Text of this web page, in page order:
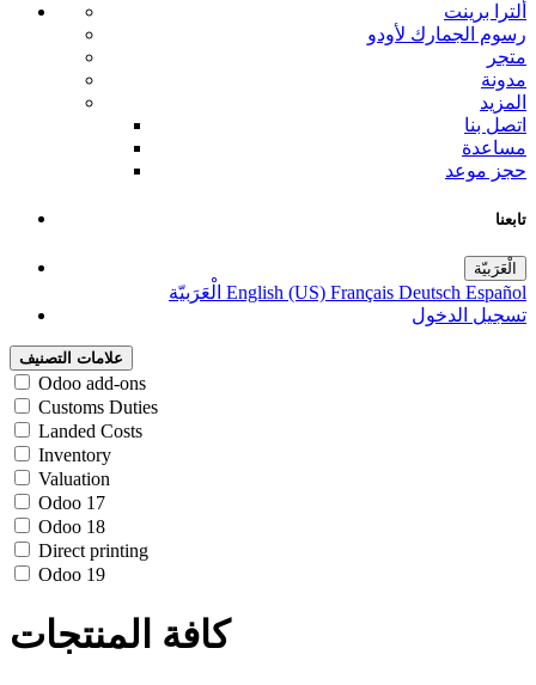
ألترا برينت
رسوم الجمارك لأودو
متجر
مدونة
المزيد
اتصل بنا
مساعدة
حجز موعد
تابعنا
الْعَرَبيّة
الْعَرَبيّة English (US) Français Deutsch Español
تسجيل الدخول
علامات التصنيف
Odoo add-ons
Customs Duties
Landed Costs
Inventory
Valuation
Odoo 17
Odoo 18
Direct printing
Odoo 19
كافة المنتجات